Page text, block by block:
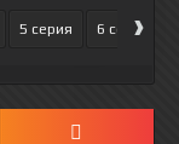
5 серия 6 серия
›